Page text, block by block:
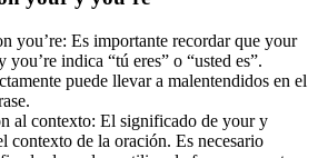
you’re: Es importante recordar que your
you’re indica “tú eres” o “usted es”.
puede llevar a malentendidos en el
al contexto: El significado de your y
contexto de la oración. Es necesario